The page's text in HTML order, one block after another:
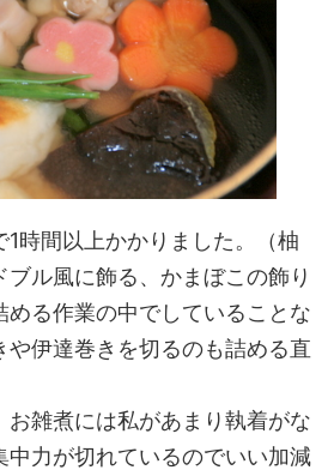
1時間以上かかりました。（柚
ル風に飾る、かまぼこの飾り
める作業の中でしていることな
や伊達巻きを切るのも詰める直
お雑煮には私があまり執着がな
中力が切れているのでいい加減